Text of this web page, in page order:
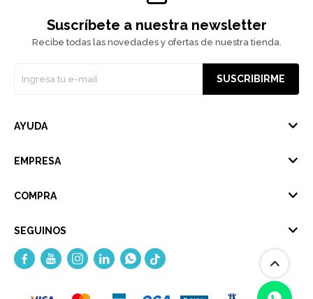
Suscríbete a nuestra newsletter
Recibe todas las novedades y ofertas de nuestra tienda.
SUSCRIBIRME
AYUDA
EMPRESA
COMPRA
SEGUINOS
    